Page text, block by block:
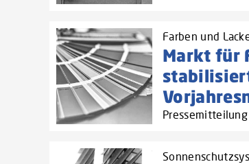
Farben und
Markt für